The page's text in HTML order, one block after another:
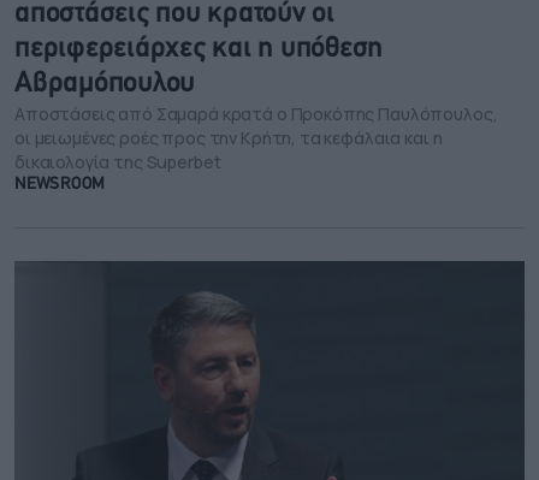
αποστάσεις που κρατούν οι
περιφερειάρχες και η υπόθεση
Αβραμόπουλου
Αποστάσεις από Σαμαρά κρατά ο Προκόπης Παυλόπουλος,
οι μειωμένες ροές προς την Κρήτη, τα κεφάλαια και η
δικαιολογία της Superbet
NEWSROOM